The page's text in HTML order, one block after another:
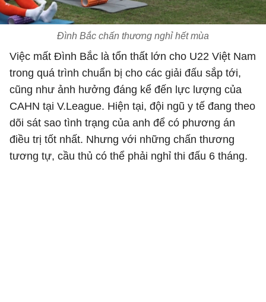
Đình Bắc chấn thương nghỉ hết mùa
Việc mất Đình Bắc là tổn thất lớn cho U22 Việt Nam
trong quá trình chuẩn bị cho các giải đấu sắp tới,
cũng như ảnh hưởng đáng kể đến lực lượng của
CAHN tại V.League. Hiện tại, đội ngũ y tế đang theo
dõi sát sao tình trạng của anh để có phương án
điều trị tốt nhất. Nhưng với những chấn thương
tương tự, cầu thủ có thể phải nghỉ thi đấu 6 tháng.